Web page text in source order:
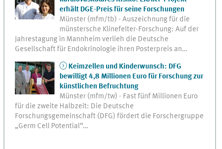
erhält DGE-Preis für seine Forschungen
Münster (mfm/tb) - Auszeichnung für die
münstersche Klinefelter-Forschung: Auf der
Jahrestagung in Mannheim verlieh die Deutsche
Gesellschaft für Endokrinologie ihren Posterpreis an…
Keimzellen und Kinderwunsch: DFG
bewilligt 4,8 Millionen Euro für Forschung zur
künstlichen Befruchtung
Münster (mfm/tw) - Fast fünf Millionen Euro
für die zweite Halbzeit: Die Deutsche
Forschungsgemeinschaft (DFG) fördert die Forschergruppe
„Germ Cell Potential“…